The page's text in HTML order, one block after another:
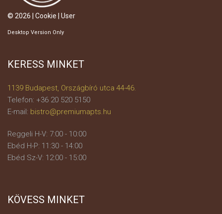
© 2026 | Cookie User
Desktop Version Only
KERESS MINKET
1139 Budapest, Országbíró utca 44-46.
Telefon: +36 20 520 5150
E-mail: bistro@premiumapts.hu
Reggeli H-V: 7:00 - 10:00
Ebéd H-P: 11:30 - 14:00
Ebéd Sz-V: 12:00 - 15:00
KÖVESS MINKET